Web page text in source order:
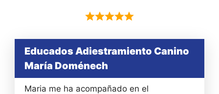
Educados Adiestramiento Canino
María Doménech
Maria me ha acompañado en el